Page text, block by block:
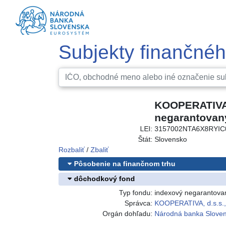
Subjekty
LEI:
Štát: Slovensko
Rozbaliť / Zbaliť
Pôsobenie na finančnom trhu
dôchodkový fond
Typ fondu: indexový
Správca: KOOPERATIVA,
Orgán dohľadu: Národná banka